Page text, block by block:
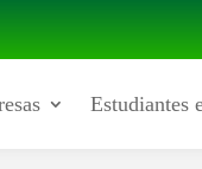
Estudiantes